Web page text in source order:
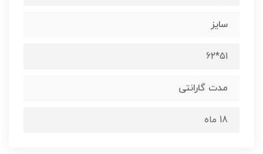
سایز
51*62
مدت گارانتی
18 ماه